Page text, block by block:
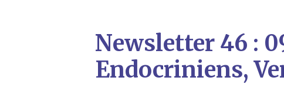
Newsletter 46 :
Endocriniens,